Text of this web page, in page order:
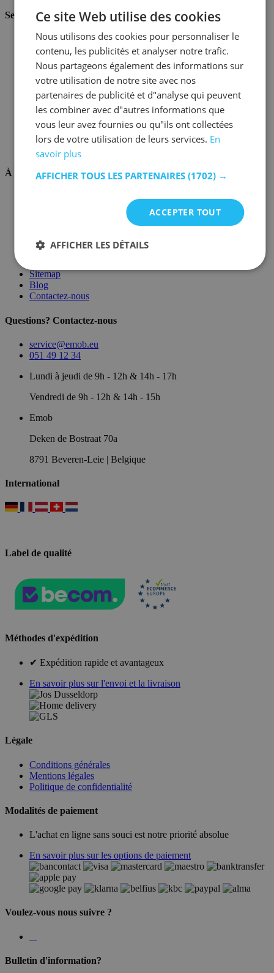
Service client
Commander chez Emob
Modalités de paiement
Livraison et expédition
Service et garantie
Annuler ou retourner
Réclamations
Astuces de montage
Conseils d'entretien
Mot de passe oublié?
FAQ
Stockage & Fulfilment
À propos de nous
Conditions générales
Mentions légales
Sitemap
Blog
Contactez-nous
Questions? Contactez-nous
service@emob.eu
051 49 12 34
Lundi à jeudi de 9h - 12h & 14h - 17h
Vendredi de 9h - 12h & 14h - 15h
Emob
Deken de Bostraat 70a
8791 Beveren-Leie | Belgique
International
Label de qualité
Méthodes d'expédition
✔ Expédition rapide et avantageux
En savoir plus sur l'envoi et la livraison
Légale
Conditions générales
Mentions légales
Politique de confidentialité
Modalités de paiement
L'achat en ligne sans souci est notre priorité absolue
En savoir plus sur les options de paiement
Voulez-vous nous suivre ?
Bulletin d'information?
Ce site Web utilise des cookies
Nous utilisons des cookies pour personnaliser le
contenu, les publicités et analyser notre trafic.
Nous partageons également des informations sur
votre utilisation de notre site avec nos
partenaires de publicité et d"analyse qui peuvent
les combiner avec d"autres informations que
vous leur avez fournies ou qu"ils ont collectées
lors de votre utilisation de leurs services. En
savoir plus
AFFICHER TOUS LES PARTENAIRES (1702) →
ACCEPTER TOUT
AFFICHER LES DÉTAILS